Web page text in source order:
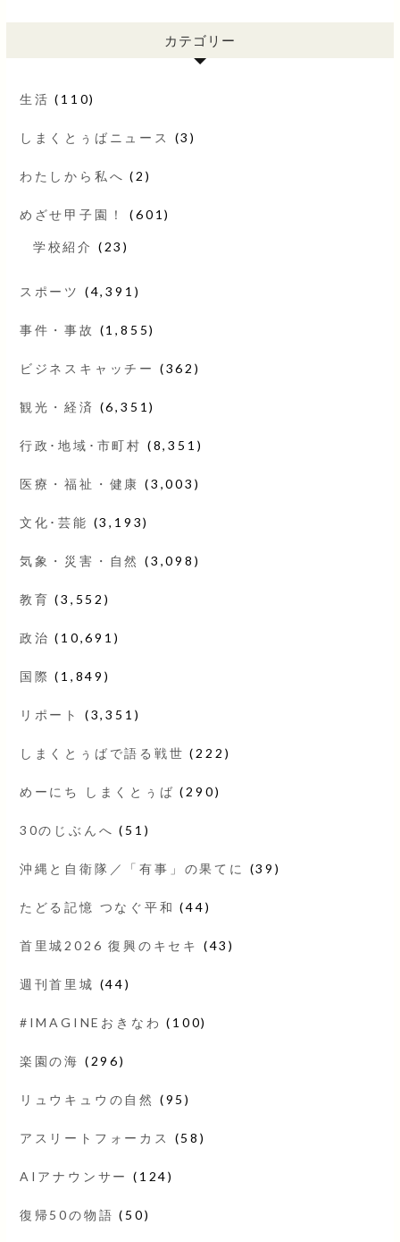
カテゴリー
生活 (110)
しまくとぅばニュース (3)
わたしから私へ (2)
めざせ甲子園！ (601)
学校紹介 (23)
スポーツ (4,391)
事件・事故 (1,855)
ビジネスキャッチー (362)
観光・経済 (6,351)
行政･地域･市町村 (8,351)
医療・福祉・健康 (3,003)
文化･芸能 (3,193)
気象・災害・自然 (3,098)
教育 (3,552)
政治 (10,691)
国際 (1,849)
リポート (3,351)
しまくとぅばで語る戦世 (222)
めーにち しまくとぅば (290)
30のじぶんへ (51)
沖縄と自衛隊／「有事」の果てに (39)
たどる記憶 つなぐ平和 (44)
首里城2026 復興のキセキ (43)
週刊首里城 (44)
#IMAGINEおきなわ (100)
楽園の海 (296)
リュウキュウの自然 (95)
アスリートフォーカス (58)
AIアナウンサー (124)
復帰50の物語 (50)